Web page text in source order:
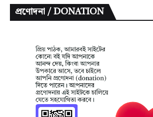
প্রণোদনা / DONATION